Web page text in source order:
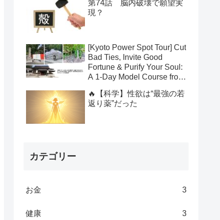
第74話 脳内破壊で願望実
現？
[Kyoto Power Spot Tour] Cut
Bad Ties, Invite Good
Fortune & Purify Your Soul:
A 1-Day Model Course from
Suzumushi-dera to Kamo
Shrines
🔥【科学】性欲は“最強の若
返り薬”だった
カテゴリー
お金 3
健康 3